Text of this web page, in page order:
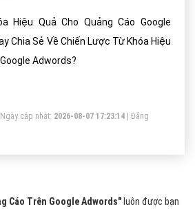
Hiệu Quả Cho Quảng Cáo Google
Chia Sẻ Về Chiến Lược Từ Khóa Hiệu
Adwords?
Ngày cập nhật: 2026-08-07 17:23:14
Đăng
Cáo Trên Google Adwords" luôn được bạn